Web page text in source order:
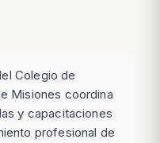
Colegio de
Misiones coordina
y capacitaciones
profesional de